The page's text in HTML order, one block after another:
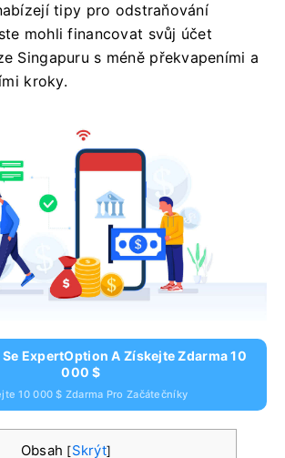
tipy pro odstraňování
mohli financovat svůj účet
Singapuru s méně překvapeními a
kroky.
ExpertOption A Získejte Zdarma 10
000 $
10 000 $ Zdarma Pro Začátečníky
Obsah [Skrýt]